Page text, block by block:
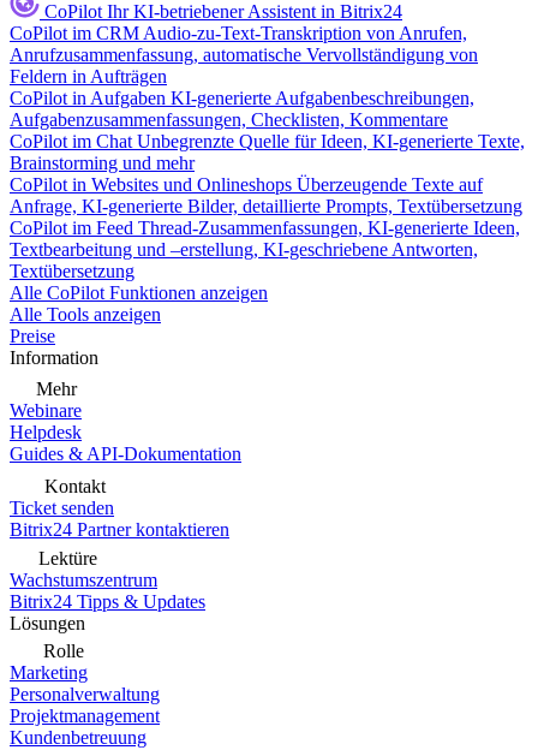
CoPilot Ihr KI-betriebener Assistent in Bitrix24
CoPilot im CRM Audio-zu-Text-Transkription von Anrufen,
Anrufzusammenfassung, automatische Vervollständigung von
Feldern in Aufträgen
CoPilot in Aufgaben KI-generierte Aufgabenbeschreibungen,
Aufgabenzusammenfassungen, Checklisten, Kommentare
CoPilot im Chat Unbegrenzte Quelle für Ideen, KI-generierte Texte,
Brainstorming und mehr
CoPilot in Websites und Onlineshops Überzeugende Texte auf
Anfrage, KI-generierte Bilder, detaillierte Prompts, Textübersetzung
CoPilot im Feed Thread-Zusammenfassungen, KI-generierte Ideen,
Textbearbeitung und –erstellung, KI-geschriebene Antworten,
Textübersetzung
Alle CoPilot Funktionen anzeigen
Alle Tools anzeigen
Preise
Information
Mehr
Webinare
Helpdesk
Guides & API-Dokumentation
Kontakt
Ticket senden
Bitrix24 Partner kontaktieren
Lektüre
Wachstumszentrum
Bitrix24 Tipps & Updates
Lösungen
Rolle
Marketing
Personalverwaltung
Projektmanagement
Kundenbetreuung